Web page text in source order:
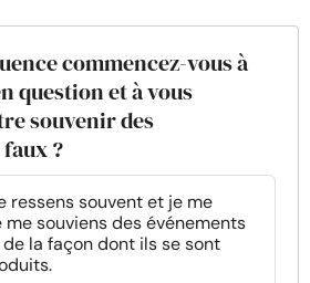
commencez-vous à
question et à vous
souvenir des
?
ressens souvent et je me
souviens des événements
la façon dont ils se sont